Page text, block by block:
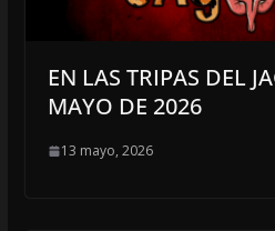
EN LAS TRIPAS DEL
MAYO DE 2026
13 mayo, 2026